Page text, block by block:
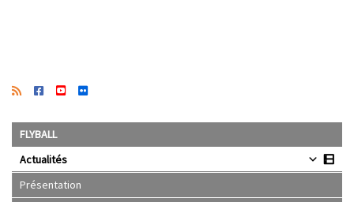
FLYBALL
Actualités
Présentation